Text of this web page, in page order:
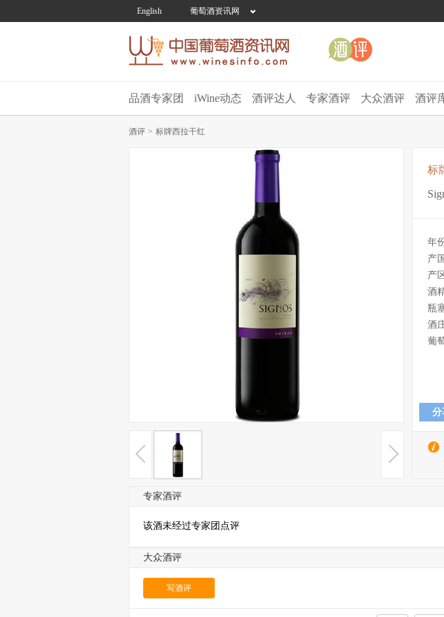
English 葡萄酒资讯网
品酒专家团 iWine动态 酒评达人 专家酒评 大众酒评 酒评
酒评 > 标牌西拉干红
标
年
产
产
酒
瓶
酒
葡
分
专家酒评
该酒未经过专家团点评
大众酒评
写酒评